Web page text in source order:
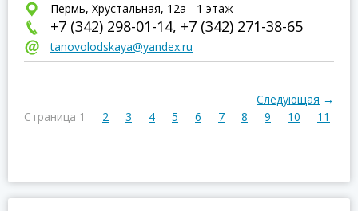
Пермь, Хрустальная, 12а - 1 этаж
+7 (342) 298-01-14, +7 (342) 271-38-65
tanovolodskaya@yandex.ru
Следующая →
Страница 1
2 3 4 5 6 7 8 9 10 11